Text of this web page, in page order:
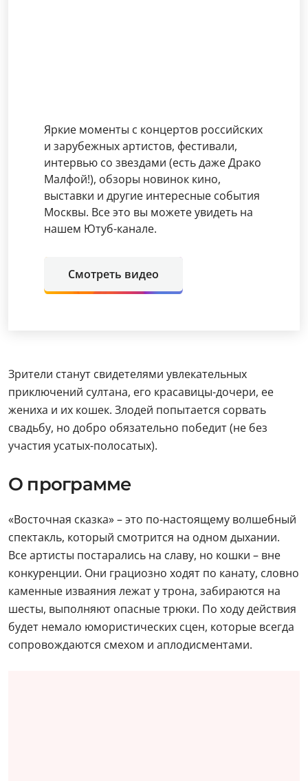
Яркие моменты с концертов российских
и зарубежных артистов, фестивали,
интервью со звездами (есть даже Драко
Малфой!), обзоры новинок кино,
выставки и другие интересные события
Москвы. Все это вы можете увидеть на
нашем Ютуб-канале.
Смотреть видео
Зрители станут свидетелями увлекательных
приключений султана, его красавицы-дочери, ее
жениха и их кошек. Злодей попытается сорвать
свадьбу, но добро обязательно победит (не без
участия усатых-полосатых).
О программе
«Восточная сказка» – это по-настоящему волшебный
спектакль, который смотрится на одном дыхании.
Все артисты постарались на славу, но кошки – вне
конкуренции. Они грациозно ходят по канату, словно
каменные изваяния лежат у трона, забираются на
шесты, выполняют опасные трюки. По ходу действия
будет немало юмористических сцен, которые всегда
сопровождаются смехом и аплодисментами.